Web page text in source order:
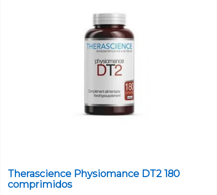
Therascience Physiomance DT2 180
comprimidos